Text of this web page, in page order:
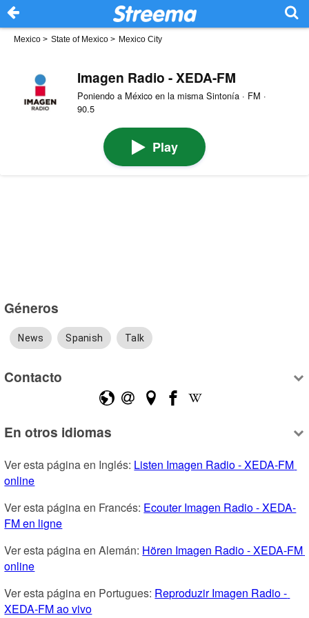
Mexico > State of Mexico > Mexico City
Imagen Radio - XEDA-FM
Poniendo a México en la misma Sintonía · FM ·
90.5
Play
Géneros
News Spanish Talk
Contacto
En otros idiomas
Ver esta página en Inglés: Listen Imagen Radio - XEDA-FM
online
Ver esta página en Francés: Ecouter Imagen Radio - XEDA-
FM en ligne
Ver esta página en Alemán: Hören Imagen Radio - XEDA-FM
online
Ver esta página en Portugues: Reproduzir Imagen Radio -
XEDA-FM ao vivo